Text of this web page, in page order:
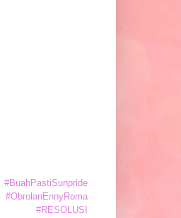
#BuahPastiSunpride
#ObrolanEnnyRoma
#RESOLUSI